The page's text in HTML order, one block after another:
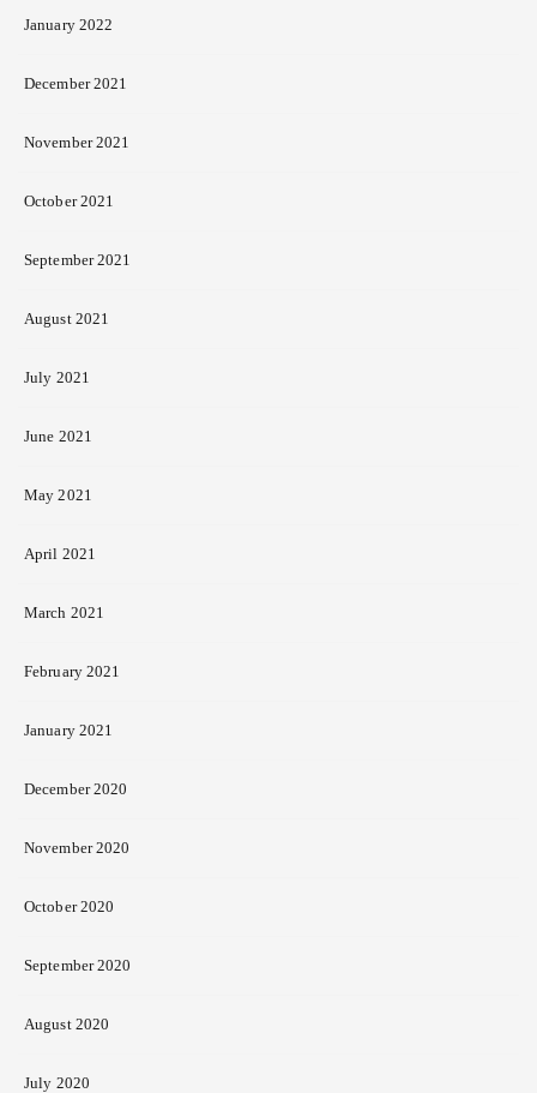
January 2022
December 2021
November 2021
October 2021
September 2021
August 2021
July 2021
June 2021
May 2021
April 2021
March 2021
February 2021
January 2021
December 2020
November 2020
October 2020
September 2020
August 2020
July 2020